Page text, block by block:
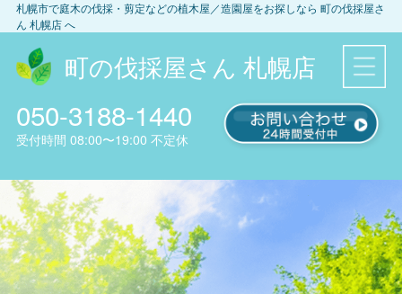
札幌市で庭木の伐採・剪定などの植木屋／造園屋をお探しなら 町の伐採屋さ
ん 札幌店へ
町の伐採屋さん 札幌店
050-3188-1440
受付時間 08:00〜19:00 不定休